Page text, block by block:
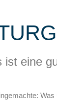
ist eine